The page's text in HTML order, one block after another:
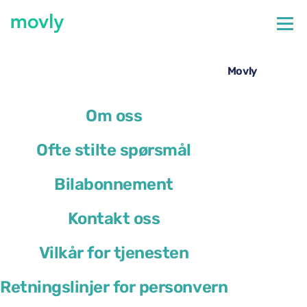
Om oss
Ofte stilte spørsmål
Bilabonnement
Kontakt oss
Vilkår for tjenesten
Retningslinjer for personvern
Leie av Cupra Leon på Nice lufthavn – fra Movly